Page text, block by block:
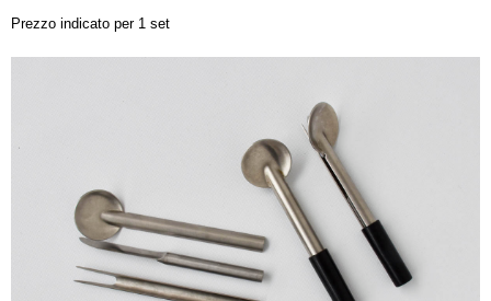
Prezzo indicato per 1 set